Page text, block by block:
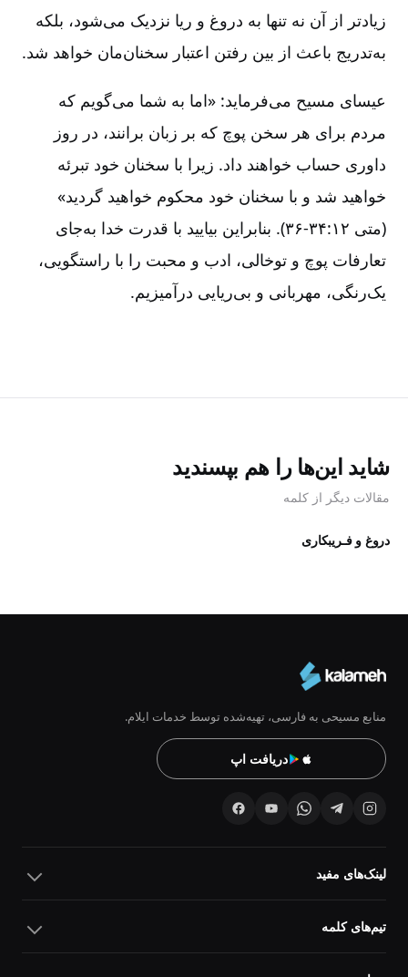
زیادتر از آن نه تنها به دروغ و ریا نزدیک می‌شود، بلکه
به‌تدریج باعث از بین رفتن اعتبار سخنان‌مان خواهد شد.
عیسای مسیح می‌فرماید: «اما به شما می‌گویم که
مردم برای هر سخن پوچ که بر زبان برانند، در روز
داوری حساب خواهند داد. زیرا با سخنان خود تبرئه
خواهید شد و با سخنان خود محکوم خواهید گردید»
(متی ۱۲:‏۳۴-‏‏‏‏۳۶). بنابراین بیایید با قدرت خدا به‌جای
تعارفات پوچ و توخالی، ادب و محبت را با راستگویی،
یک‌رنگی، مهربانی و بی‌ریایی درآمیزیم.
شاید این‌ها را هم بپسندید
مقالات دیگر از کلمه
دروغ و فـریبکاری
منابع مسیحی به فارسی، تهیه‌شده توسط خدمات ایلام.
دریافت اپ
لینک‌های مفید
تیم‌های کلمه